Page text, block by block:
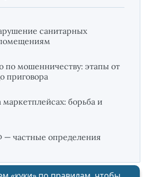
санитарных
по мошенничеству: этапы от
приговора
борьба и
частные определения